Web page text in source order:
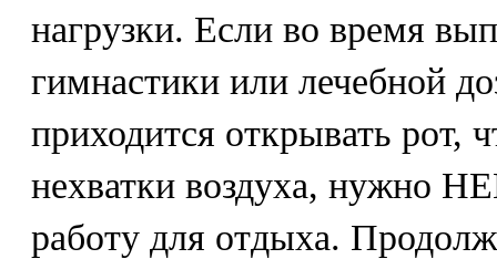
нагрузки. Если во время
гимнастики или лечебной
приходится открывать рот,
нехватки воздуха, нужно
работу для отдыха.